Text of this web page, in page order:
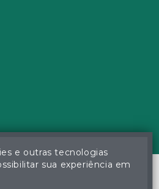
e outras tecnologias
sua experiência em